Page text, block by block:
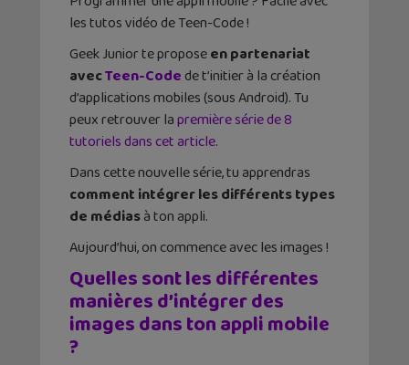
les tutos vidéo de Teen-Code !
Geek Junior te proposeen partenariat
avecTeen-Code de t’initier à la création
d’applications mobiles (sous Android). Tu
peux retrouver lapremière série de 8
tutoriels dans cet article.
Dans cette nouvelle série, tu apprendras
comment intégrer les différents types
de médiasà ton appli.
Aujourd’hui, on commence avec les images !
Quelles sont les différentes
manières d’intégrer des
images dans ton appli mobile
?